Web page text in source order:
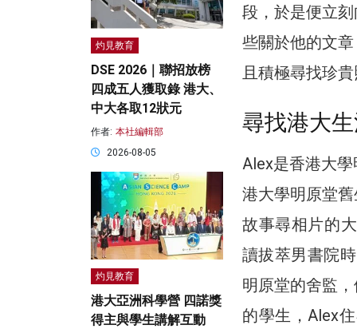
段，於是便立
些關於他的文
且積極尋找珍
尋找港大
Alex是香港大
港大學明原堂
故事尋相片的
讀拔萃男書院
明原堂的舍監
的學生，Alex
灼見教育
DSE 2026｜聯招放榜
四成五人獲取錄 港大、
中大各取12狀元
作者: 本社編輯部
2026-08-05
灼見教育
港大亞洲科學營 四諾獎
得主與學生講解互動